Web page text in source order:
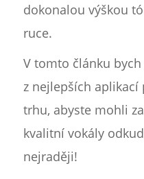
dokonalou výškou
ruce.
V tomto článku
z nejlepších aplikací
trhu, abyste mohli
kvalitní vokály
nejraději!